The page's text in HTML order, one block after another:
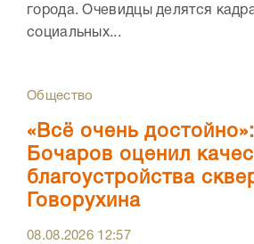
города. Очевидцы делятся
социальных...
Общество
«Всё очень
Бочаров оценил
благоустройства
Говорухина
08.08.2026 12:57